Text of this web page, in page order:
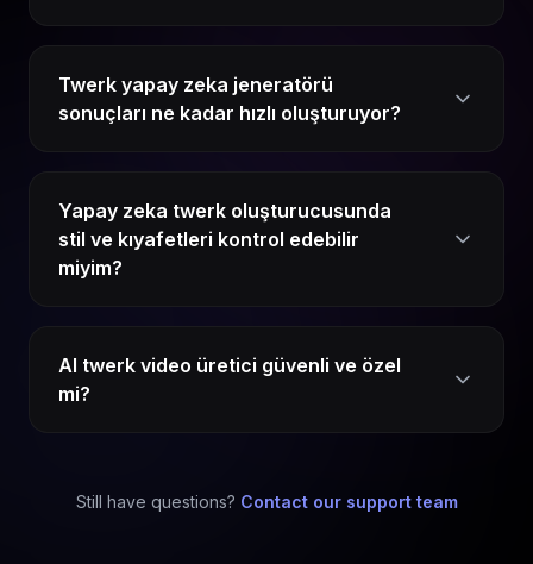
Twerk yapay zeka jeneratörü
sonuçları ne kadar hızlı oluşturuyor?
Yapay zeka twerk oluşturucusunda
stil ve kıyafetleri kontrol edebilir
miyim?
AI twerk video üretici güvenli ve özel
mi?
Still have questions? Contact our support team